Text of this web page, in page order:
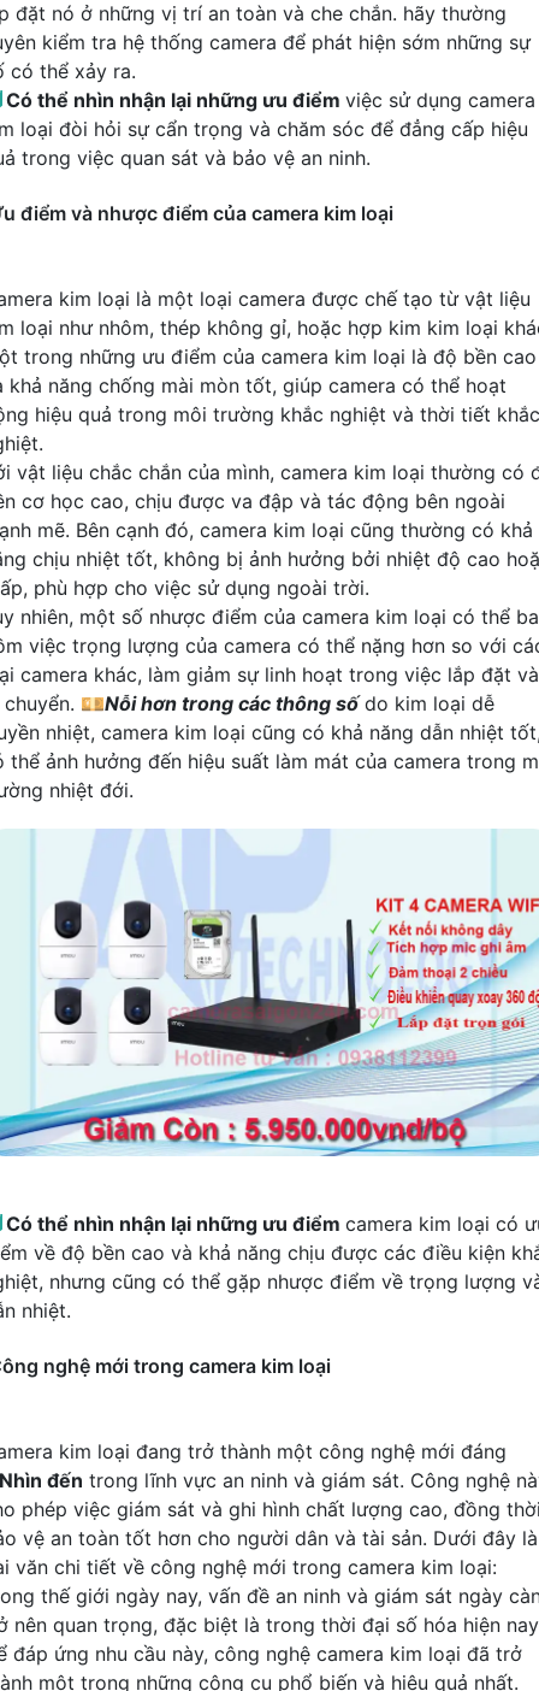
đặt nó ở những vị trí an toàn và che chắn. hãy thường
kiểm tra hệ thống camera để phát hiện sớm những sự
có thể xảy ra.
Có thể nhìn nhận lại những ưu điểm việc sử dụng camera
loại đòi hỏi sự cẩn trọng và chăm sóc để đẳng cấp hiệu
trong việc quan sát và bảo vệ an ninh.
điểm và nhược điểm của camera kim loại
kim loại là một loại camera được chế tạo từ vật liệu
loại như nhôm, thép không gỉ, hoặc hợp kim kim loại
trong những ưu điểm của camera kim loại là độ bền cao
khả năng chống mài mòn tốt, giúp camera có thể hoạt
hiệu quả trong môi trường khắc nghiệt và thời tiết khắc
vật liệu chắc chắn của mình, camera kim loại thường có
cơ học cao, chịu được va đập và tác động bên ngoài
mẽ. Bên cạnh đó, camera kim loại cũng thường có khả
chịu nhiệt tốt, không bị ảnh hưởng bởi nhiệt độ cao
phù hợp cho việc sử dụng ngoài trời.
nhiên, một số nhược điểm của camera kim loại có thể
việc trọng lượng của camera có thể nặng hơn so với
camera khác, làm giảm sự linh hoạt trong việc lắp đặt và
💴Nỗi hơn trong các thông sốdo kim loại dễ
nhiệt, camera kim loại cũng có khả năng dẫn nhiệt
thể ảnh hưởng đến hiệu suất làm mát của camera trong
nhiệt đới.
Có thể nhìn nhận lại những ưu điểm camera kim loại có
về độ bền cao và khả năng chịu được các điều kiện
nhưng cũng có thể gặp nhược điểm về trọng lượng
nhiệt.
nghệ mới trong camera kim loại
kim loại đang trở thành một công nghệ mới đáng
Nhìn đến trong lĩnh vực an ninh và giám sát. Công nghệ
phép việc giám sát và ghi hình chất lượng cao, đồng
vệ an toàn tốt hơn cho người dân và tài sản. Dưới đây là
văn chi tiết về công nghệ mới trong camera kim loại:
thế giới ngày nay, vấn đề an ninh và giám sát ngày
nên quan trọng, đặc biệt là trong thời đại số hóa hiện
đáp ứng nhu cầu này, công nghệ camera kim loại đã trở
một trong những công cụ phổ biến và hiệu quả nhất.